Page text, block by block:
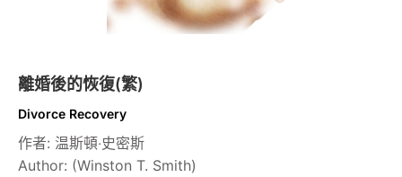
離婚後的恢復(繁)
Divorce Recovery
作者: 温斯頓‧史密斯
Author: (Winston T. Smith)